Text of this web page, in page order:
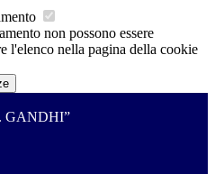
non possono essere
l'elenco nella pagina della cookie
GANDHI”